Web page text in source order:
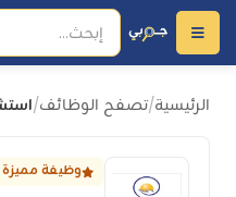
الرئيسية/تصفح الوظائف/
وظيفة مميزة